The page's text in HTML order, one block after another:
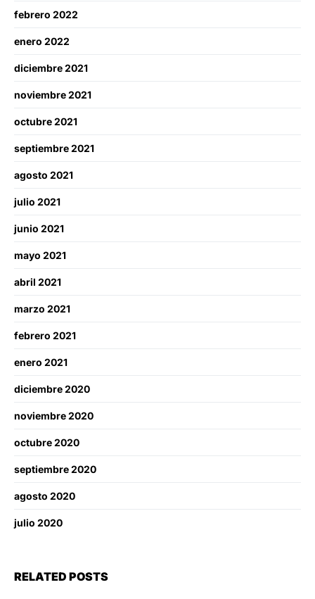
febrero 2022
enero 2022
diciembre 2021
noviembre 2021
octubre 2021
septiembre 2021
agosto 2021
julio 2021
junio 2021
mayo 2021
abril 2021
marzo 2021
febrero 2021
enero 2021
diciembre 2020
noviembre 2020
octubre 2020
septiembre 2020
agosto 2020
julio 2020
RELATED POSTS